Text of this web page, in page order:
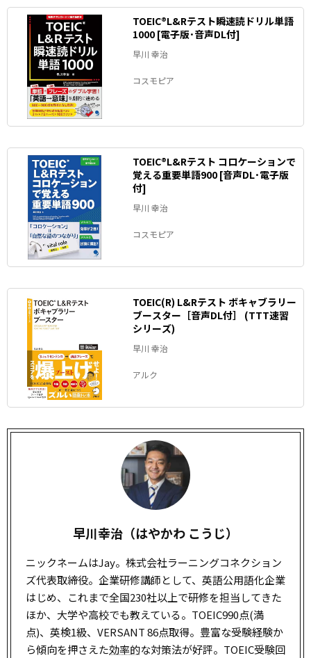
TOEIC®L&Rテスト瞬速読ドリル単語
1000 [電子版･音声DL付]
早川 幸治
コスモピア
TOEIC®L&Rテスト コロケーションで
覚える重要単語900 [音声DL･電子版
付]
早川 幸治
コスモピア
TOEIC(R) L&Rテスト ボキャブラリー
ブースター［音声DL付］ (TTT速習
シリーズ)
早川 幸治
アルク
早川幸治（はやかわ こうじ）
ニックネームはJay。株式会社ラーニングコネクション
ズ代表取締役。企業研修講師として、英語公用語化企業
はじめ、これまで全国230社以上で研修を担当してきた
ほか、大学や高校でも教えている。TOEIC990点(満
点)、英検1級、VERSANT 86点取得。豊富な受験経験か
ら傾向を押さえた効率的な対策法が好評。TOEIC受験回